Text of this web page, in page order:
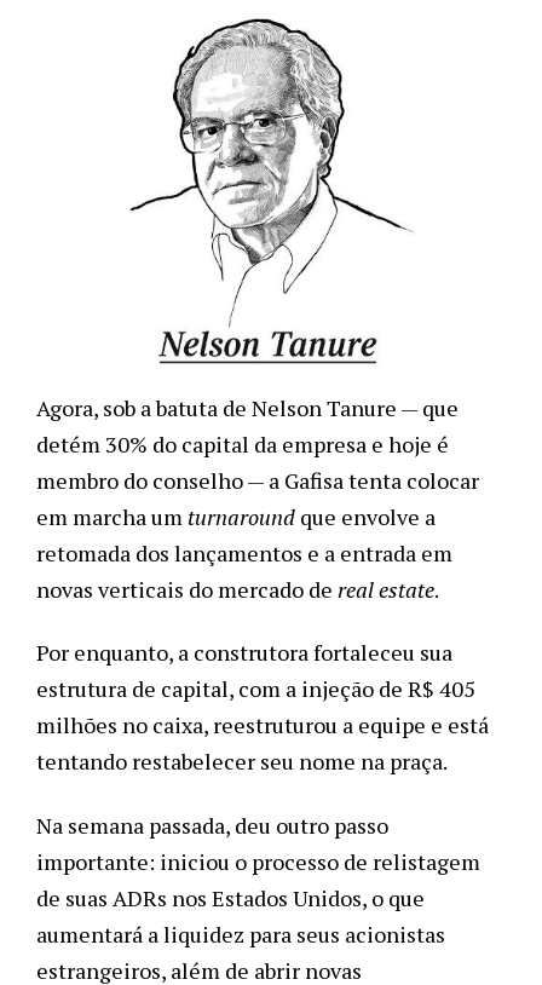
Agora, sob a batuta de Nelson Tanure — que
detém 30% do capital da empresa e hoje é
membro do conselho— a Gafisa tenta colocar
em marcha um turnaround que envolve a
retomada dos lançamentos e a entrada em
novas verticais do mercado de real estate.
Por enquanto, a construtora fortaleceu sua
estrutura de capital, com a injeção de R$ 405
milhões no caixa, reestruturou a equipe e está
tentando restabelecer seu nome na praça.
Na semana passada, deu outro passo
importante: iniciou o processo de relistagem
de suas ADRs nos Estados Unidos, o que
aumentará a liquidez para seus acionistas
estrangeiros, além de abrir novas